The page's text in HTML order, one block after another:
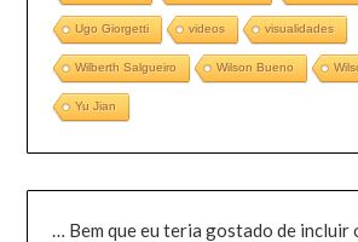
Ugo Giorgetti videos visualidades
Wilberth Salgueiro Wilson Bueno
Yu Jian
… Bem que eu teria gostado de incluir